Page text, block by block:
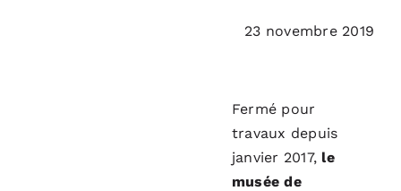
23 novembre 2019
Fermé pour
travaux depuis
janvier 2017, le
musée de